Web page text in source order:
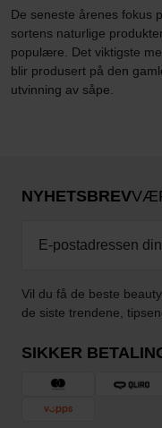
De seneste årenes fokus
sortens naturlige
populære. Det viktigste
blir produsert på den
utvinning av såpe.
NYHETSBREV
Vil du få de beste
de siste trendene,
SIKKER